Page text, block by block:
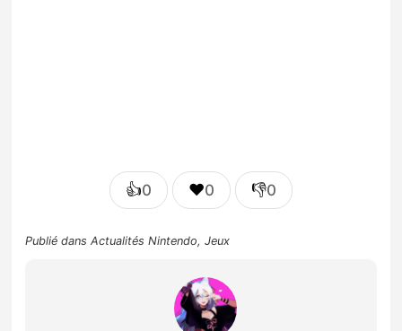
👍0 ❤️0 👎0
Publié dansActualités Nintendo,Jeux